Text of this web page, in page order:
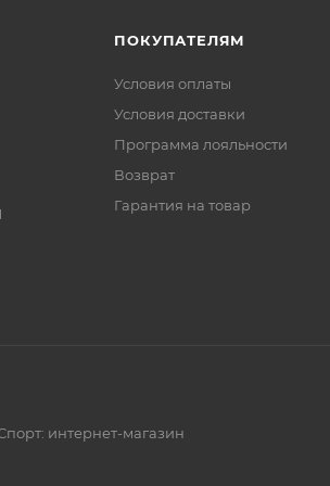
ПОКУПАТЕЛЯМ
Условия оплаты
Условия доставки
Программа лояльности
Возврат
Гарантия на товар
интернет-магазин